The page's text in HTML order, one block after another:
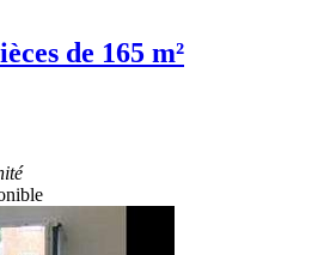
de 165 m²